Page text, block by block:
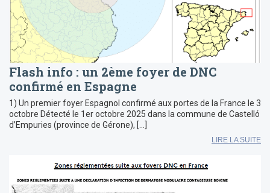
Flash info : un 2ème foyer de DNC
confirmé en Espagne
1) Un premier foyer Espagnol confirmé aux portes de la France le 3
octobre Détecté le 1er octobre 2025 dans la commune de Castelló
d’Empuries (province de Gérone), […]
LIRE LA SUITE